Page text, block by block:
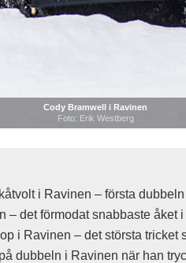
Cody Bramwell i Ravinen
Foto: Erik Westberg
i Ravinen – första
– det förmodat snabbaste åket
i Ravinen – det största tricket
dubbeln i Ravinen när han